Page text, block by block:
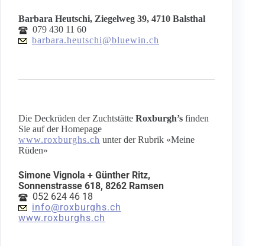
Barbara Heutschi, Ziegelweg 39, 4710 Balsthal
079 430 11 60
barbara.heutschi@bluewin.ch
Die Deckrüden der Zuchtstätte Roxburgh’s finden
Sie auf der Homepage
www.roxburghs.ch unter der Rubrik «Meine
Rüden»
Simone Vignola + Günther Ritz,
Sonnenstrasse 618, 8262 Ramsen
052 624 46 18
info@roxburghs.ch
www.roxburghs.ch